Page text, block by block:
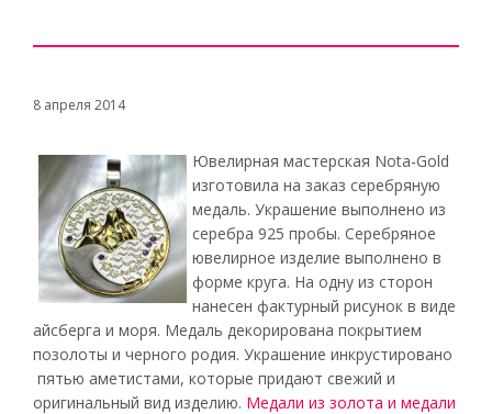
8 апреля 2014
Ювелирная мастерская Nota-Gold
изготовила на заказ серебряную
медаль. Украшение выполнено из
серебра 925 пробы. Серебряное
ювелирное изделие выполнено в
форме круга. На одну из сторон
нанесен фактурный рисунок в виде
айсберга и моря. Медаль декорирована покрытием
позолоты и черного родия. Украшение инкрустировано
пятью аметистами, которые придают свежий и
оригинальный вид изделию. Медали из золота и медали